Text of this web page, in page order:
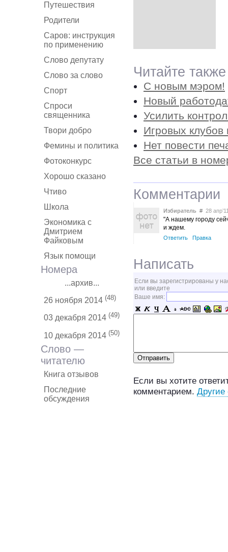
Путешествия
Родители
Саров: инструкция
по применению
Слово депутату
Слово за слово
Спорт
Спроси
священника
Твори добро
Фемины и политика
Фотоконкурс
Хорошо сказано
Чтиво
Школа
Экономика с
Дмитрием
Файковым
Язык помощи
Номера
...архив...
26 ноября 2014 (48)
03 декабря 2014 (49)
10 декабря 2014 (50)
Слово —
читателю
Книга отзывов
Последние
обсуждения
Читайте
С новым мэром!
Новый
Усилить
Игровых клубов
Нет повести
Все статьи в
Комментарии
Избиратель # 28
"А нашему городу
и ждем.
Ответить Правка
Написать
Если вы зарегистрированы у
или введите
Ваше имя:
Если вы хотите
комментарием. Другие